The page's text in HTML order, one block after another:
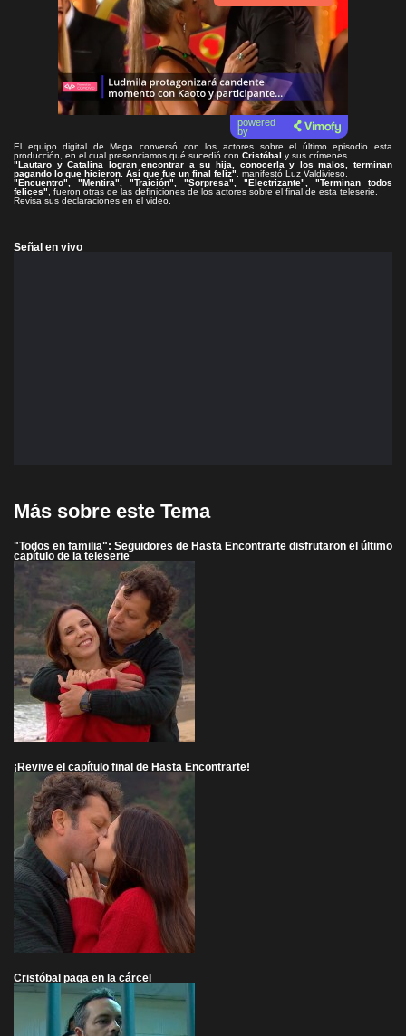
powered
by
El equipo digital de Mega conversó con los actores sobre el último episodio esta
producción, en el cual presenciamos qué sucedió con Cristóbal y sus crímenes.
"Lautaro y Catalina logran encontrar a su hija, conocerla y los malos, terminan
pagando lo que hicieron. Así que fue un final feliz" , manifestó Luz Valdivieso.
"Encuentro", "Mentira", "Traición", "Sorpresa", "Electrizante", "Terminan todos
felices" , fueron otras de las definiciones de los actores sobre el final de esta teleserie.
Revisa sus declaraciones en el video.
Señal en vivo
Más sobre este Tema
"Todos en familia": Seguidores de Hasta Encontrarte disfrutaron el último
capítulo de la teleserie
¡Revive el capítulo final de Hasta Encontrarte!
Cristóbal paga en la cárcel